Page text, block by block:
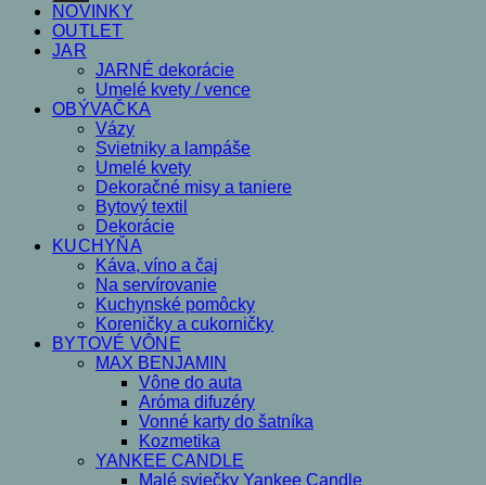
NOVINKY
OUTLET
JAR
JARNÉ dekorácie
Umelé kvety / vence
OBÝVAČKA
Vázy
Svietniky a lampáše
Umelé kvety
Dekoračné misy a taniere
Bytový textil
Dekorácie
KUCHYŇA
Káva, víno a čaj
Na servírovanie
Kuchynské pomôcky
Koreničky a cukorničky
BYTOVÉ VÔNE
MAX BENJAMIN
Vône do auta
Aróma difuzéry
Vonné karty do šatníka
Kozmetika
YANKEE CANDLE
Malé sviečky Yankee Candle